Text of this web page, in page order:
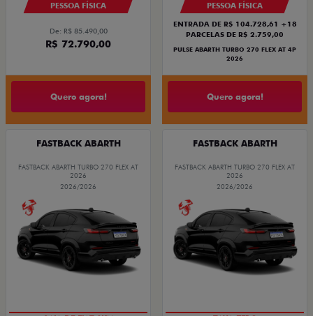
PESSOA FÍSICA
De: R$ 85.490,00
R$ 72.790,00
Quero agora!
PESSOA FÍSICA
ENTRADA DE R$ 104.728,61 +18
PARCELAS DE R$ 2.759,00
PULSE ABARTH TURBO 270 FLEX AT 4P
2026
Quero agora!
FASTBACK ABARTH
FASTBACK ABARTH TURBO 270 FLEX AT
2026
2026/2026
FASTBACK ABARTH
FASTBACK ABARTH TURBO 270 FLEX AT
2026
2026/2026